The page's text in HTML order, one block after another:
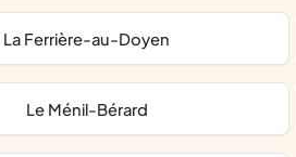
La Ferrière-au-Doyen
Le Ménil-Bérard